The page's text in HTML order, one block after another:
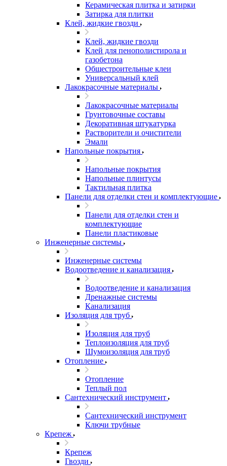
Керамическая плитка и затирки
Затирка для плитки
Клей, жидкие гвозди
Клей, жидкие гвозди
Клей для пенополистирола и
газобетона
Общестроительные клеи
Универсальный клей
Лакокрасочные материалы
Лакокрасочные материалы
Грунтовочные составы
Декоративная штукатурка
Растворители и очистители
Эмали
Напольные покрытия
Напольные покрытия
Напольные плинтусы
Тактильная плитка
Панели для отделки стен и комплектующие
Панели для отделки стен и
комплектующие
Панели пластиковые
Инженерные системы
Инженерные системы
Водоотведение и канализация
Водоотведение и канализация
Дренажные системы
Канализация
Изоляция для труб
Изоляция для труб
Теплоизоляция для труб
Шумоизоляция для труб
Отопление
Отопление
Теплый пол
Сантехнический инструмент
Сантехнический инструмент
Ключи трубные
Крепеж
Крепеж
Гвозди